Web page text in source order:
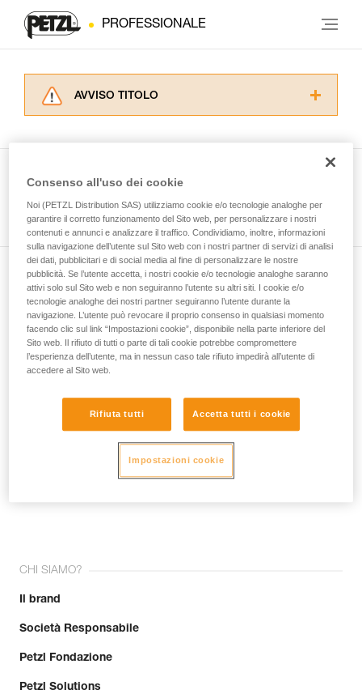
PROFESSIONALE
AVVISO TITOLO
La padronanza di queste tecniche richiede una
formazione ed un addestramento specifico.
Verificate con un professionista la vostra
capacità di rifare la manovra, da soli, in piena
sicurezza, prima di riprodurla autonomamente.
Forniamo esempi di tecniche relative alla vostra
attività. Ne possono esistere altre che non
vengono qui descritte.
Guarda tutti i consigli tecnici
Iscriviti alla newsletter
e rimani connesso alle nostre novità
E-mail *
Unisciti alla community!
CHI SIAMO?
Il brand
Società Responsabile
Petzl Fondazione
Petzl Solutions
Consenso all'uso dei cookie
Noi (PETZL Distribution SAS) utilizziamo cookie e/o tecnologie analoghe per
garantire il corretto funzionamento del Sito web, per personalizzare i nostri
contenuti e annunci e analizzare il traffico. Condividiamo, inoltre, informazioni
sulla navigazione dell’utente sul Sito web con i nostri partner di servizi di analisi
dei dati, pubblicitari e di social media al fine di personalizzare le nostre
pubblicità. Se l’utente accetta, i nostri cookie e/o tecnologie analoghe saranno
attivi solo sul Sito web e non seguiranno l’utente su altri siti. I cookie e/o
tecnologie analoghe dei nostri partner seguiranno l’utente durante la
navigazione. L’utente può revocare il proprio consenso in qualsiasi momento
facendo clic sul link “Impostazioni cookie”, disponibile nella parte inferiore del
Sito web. Il rifiuto di tutti o parte di tali cookie potrebbe compromettere
l’esperienza dell’utente, ma in nessun caso tale rifiuto impedirà all’utente di
accedere al Sito web.
Rifiuta tutti Accetta tutti i cookie
Impostazioni cookie